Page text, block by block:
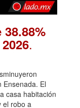
.
El
casa habitación
el robo a